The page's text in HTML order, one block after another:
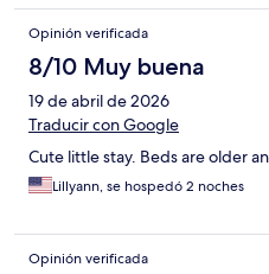
Opinión verificada
8/10 Muy buena
19 de abril de 2026
Traducir con Google
Cute little stay. Beds are older
Lillyann, se hospedó 2 noches
Opinión verificada